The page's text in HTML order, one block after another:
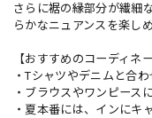
さらに裾の縁部分が繊細
らかなニュアンスを楽しめ
【おすすめのコーディネー
・Tシャツやデニムと合
・ブラウスやワンピース
・夏本番には、インにキ